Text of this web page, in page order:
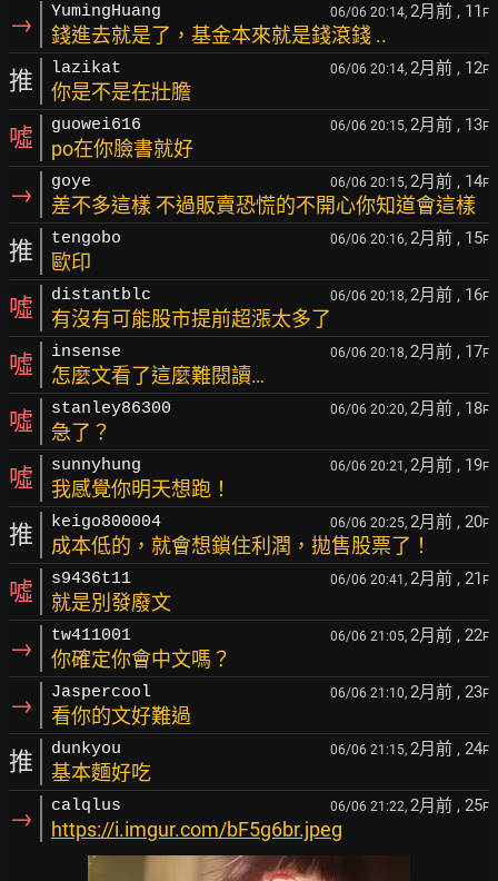
→ YumingHuang 06/06 20:14, 2月前 , 11 F
錢進去就是了，基金本來就是錢滾錢 ..
推 lazikat 06/06 20:14, 2月前 , 12F
你是不是在壯膽
噓 guowei616 06/06 20:15, 2月前 , 13F
po在你臉書就好
→ goye 06/06 20:15, 2月前 , 14F
差不多這樣 不過販賣恐慌的不開心你知道會這樣
推 tengobo 06/06 20:16, 2月前 , 15F
歐印
噓 distantblc 06/06 20:18, 2月前 , 16F
有沒有可能股市提前超漲太多了
噓 insense 06/06 20:18, 2月前 , 17F
怎麼文看了這麼難閱讀…
噓 stanley86300 06/06 20:20, 2月前 , 18F
急了？
噓 sunnyhung 06/06 20:21, 2月前 , 19F
我感覺你明天想跑！
推 keigo800004 06/06 20:25, 2月前 , 20F
成本低的，就會想鎖住利潤，拋售股票了！
噓 s9436t11 06/06 20:41, 2月前 , 21 F
就是別發廢文
→ tw411001 06/06 21:05, 2月前 , 22F
你確定你會中文嗎？
→ Jaspercool 06/06 21:10, 2月前 , 23F
看你的文好難過
推 dunkyou 06/06 21:15, 2月前 , 24F
基本麵好吃
→ calqlus 06/06 21:22, 2月前 , 25F
https://i.imgur.com/bF5g6br.jpeg